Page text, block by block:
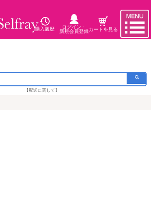
購入履歴
ログイン・
新規会員登録カートを見る
【配送に関して】